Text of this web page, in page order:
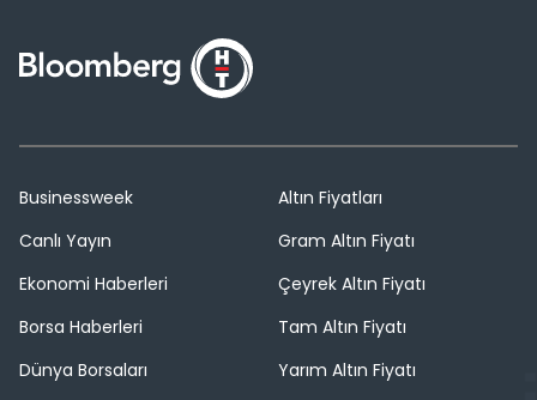
Businessweek
Canlı Yayın
Ekonomi Haberleri
Borsa Haberleri
Dünya Borsaları
Altın Fiyatları
Gram Altın Fiyatı
Çeyrek Altın Fiyatı
Tam Altın Fiyatı
Yarım Altın Fiyatı